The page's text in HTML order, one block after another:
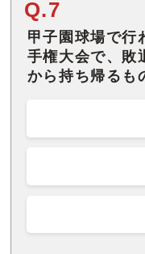
Q.7
甲子園球場で行
手権大会で、敗
から持ち帰るも